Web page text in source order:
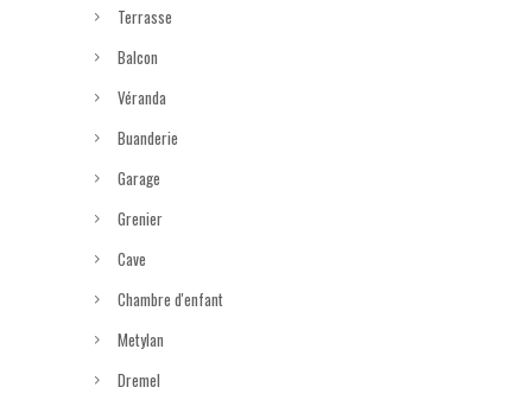
Terrasse
Balcon
Véranda
Buanderie
Garage
Grenier
Cave
Chambre d'enfant
Metylan
Dremel